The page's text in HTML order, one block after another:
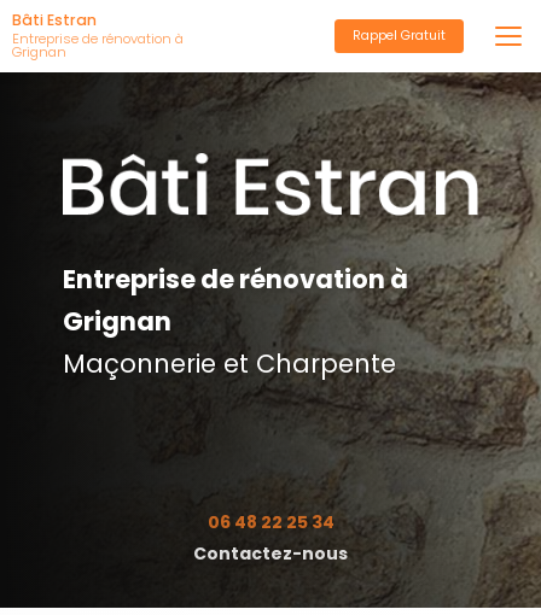
Aller
au
contenu
Bâti Estran
Entreprise de rénovation à
Grignan
Rappel Gratuit
Entreprise de rénovation à
Grignan
Maçonnerie et Charpente
06 48 22 25 34
Contactez-nous